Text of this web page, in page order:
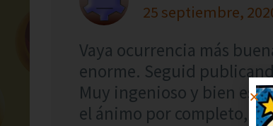
25 septiembre,
Vaya ocurrencia más
enorme. Seguid
Muy ingenioso y bien
el ánimo por completo,